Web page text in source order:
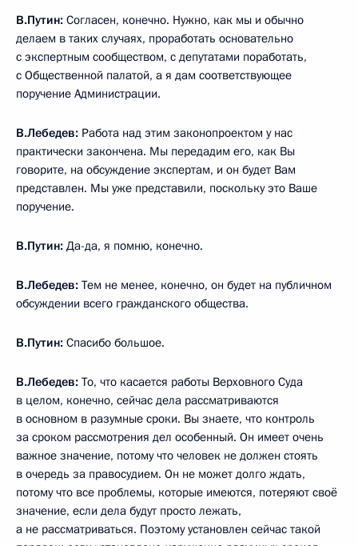
В.Путин: Согласен, конечно. Нужно, как мы и обычно
делаем в таких случаях, проработать основательно
с экспертным сообществом, с депутатами поработать,
с Общественной палатой, а я дам соответствующее
поручение Администрации.
В.Лебедев: Работа над этим законопроектом у нас
практически закончена. Мы передадим его, как Вы
говорите, на обсуждение экспертам, и он будет Вам
представлен. Мы уже представили, поскольку это Ваше
поручение.
В.Путин: Да-да, я помню, конечно.
В.Лебедев: Тем не менее, конечно, он будет на публичном
обсуждении всего гражданского общества.
В.Путин: Спасибо большое.
В.Лебедев: То, что касается работы Верховного Суда
в целом, конечно, сейчас дела рассматриваются
в основном в разумные сроки. Вы знаете, что контроль
за сроком рассмотрения дел особенный. Он имеет очень
важное значение, потому что человек не должен стоять
в очередь за правосудием. Он не может долго ждать,
потому что все проблемы, которые имеются, потеряют своё
значение, если дела будут просто лежать,
а не рассматриваться. Поэтому установлен сейчас такой